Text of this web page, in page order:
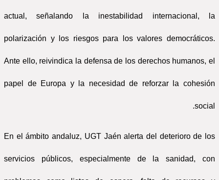
actual, señalando la inestabilidad internacional, la
polarización y los riesgos para los valores democráticos.
Ante ello, reivindica la defensa de los derechos humanos, el
papel de Europa y la necesidad de reforzar la cohesión
social.
En el ámbito andaluz, UGT Jaén alerta del deterioro de los
servicios públicos, especialmente de la sanidad, con